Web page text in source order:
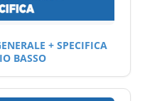
+ SPECIFICA
BASSO